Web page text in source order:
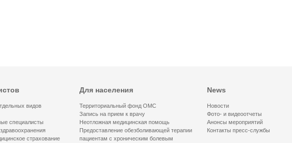
видов
специалисты
страхование
Для населения
Территориальный фонд ОМС
Запись на прием к врачу
Неотложная медицинская помощь
Предоставление обезболивающей терапии
пациентам с хроническим болевым
News
Новости
Фото- и видеоотчеты
Анонсы мероприятий
Контакты пресс-службы